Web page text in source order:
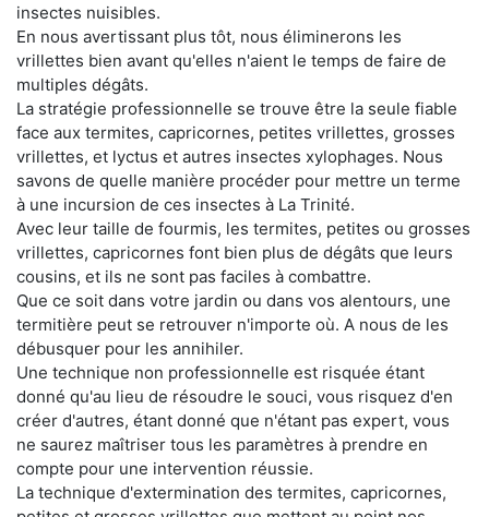
insectes nuisibles.
En nous avertissant plus tôt, nous éliminerons les
vrillettes bien avant qu'elles n'aient le temps de faire de
multiples dégâts.
La stratégie professionnelle se trouve être la seule fiable
face aux termites, capricornes, petites vrillettes, grosses
vrillettes, et lyctus et autres insectes xylophages. Nous
savons de quelle manière procéder pour mettre un terme
à une incursion de ces insectes à La Trinité.
Avec leur taille de fourmis, les termites, petites ou grosses
vrillettes, capricornes font bien plus de dégâts que leurs
cousins, et ils ne sont pas faciles à combattre.
Que ce soit dans votre jardin ou dans vos alentours, une
termitière peut se retrouver n'importe où. A nous de les
débusquer pour les annihiler.
Une technique non professionnelle est risquée étant
donné qu'au lieu de résoudre le souci, vous risquez d'en
créer d'autres, étant donné que n'étant pas expert, vous
ne saurez maîtriser tous les paramètres à prendre en
compte pour une intervention réussie.
La technique d'extermination des termites, capricornes,